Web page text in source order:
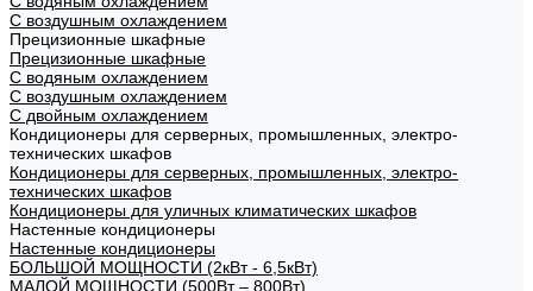
С воздушным охлаждением
Прецизионные шкафные
Прецизионные шкафные
С водяным охлаждением
С воздушным охлаждением
С двойным охлаждением
Кондиционеры для серверных, промышленных, электро-
технических шкафов
Кондиционеры для серверных, промышленных, электро-
технических шкафов
Кондиционеры для уличных климатических шкафов
Настенные кондиционеры
Настенные кондиционеры
БОЛЬШОЙ МОЩНОСТИ (2кВт - 6,5кВт)
МАЛОЙ МОЩНОСТИ (500Вт – 800Вт)